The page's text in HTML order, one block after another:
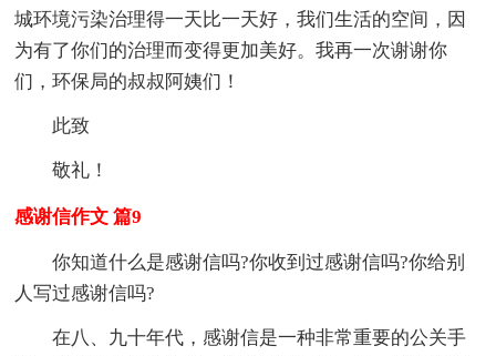
城环境污染治理得一天比一天好，我们生活的空间，因
为有了你们的治理而变得更加美好。我再一次谢谢你
们，环保局的叔叔阿姨们！
此致
敬礼！
感谢信作文 篇9
你知道什么是感谢信吗?你收到过感谢信吗?你给别
人写过感谢信吗?
在八、九十年代，感谢信是一种非常重要的公关手